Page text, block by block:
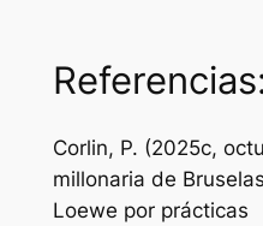
Corlin, P. (2025c,
millonaria de
Loewe por prácticas